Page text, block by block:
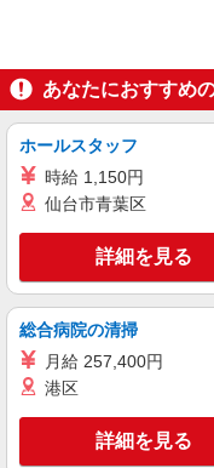
時
祝日
キープ
アルバイト パート
なか卯 8号彦根高宮店
接客
掃・な
時給
円
ツクイ彦根平田（デイサ
あなたにおすすめ
ホールスタッフ
時給 1,150円
仙台市青葉区
詳細を見る
総合病院の清掃
月給 257,400円
港区
詳細を見る